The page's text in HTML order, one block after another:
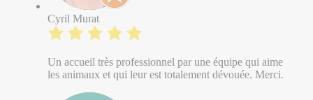
Cyril Murat
Un accueil très professionnel par une équipe qui aime
les animaux et qui leur est totalement dévouée. Merci.